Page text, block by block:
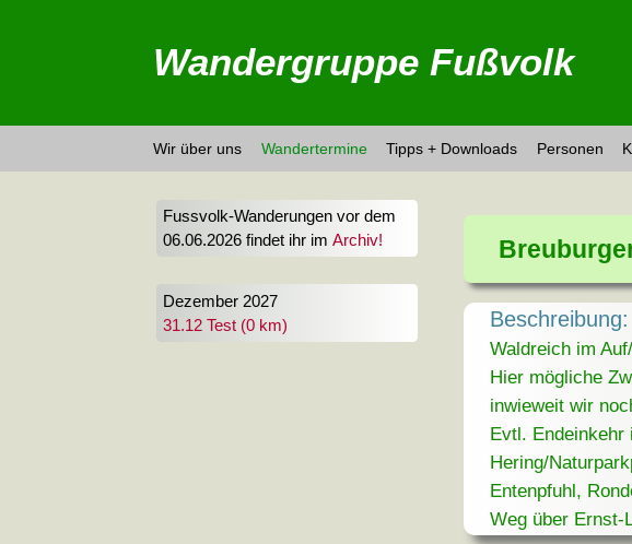
Wandergruppe Fußvolk
Wir über uns Wandertermine Tipps + Downloads Personen
Fussvolk-Wanderungen vor dem
06.06.2026 findet ihr im Archiv!
Dezember 2027
31.12 Test (0 km)
Beschreibung:
Waldreich im
Hier mögliche
inwieweit wir
Evtl. Endeinkehr
Hering/
Entenpfuhl,
Weg über Ernst-